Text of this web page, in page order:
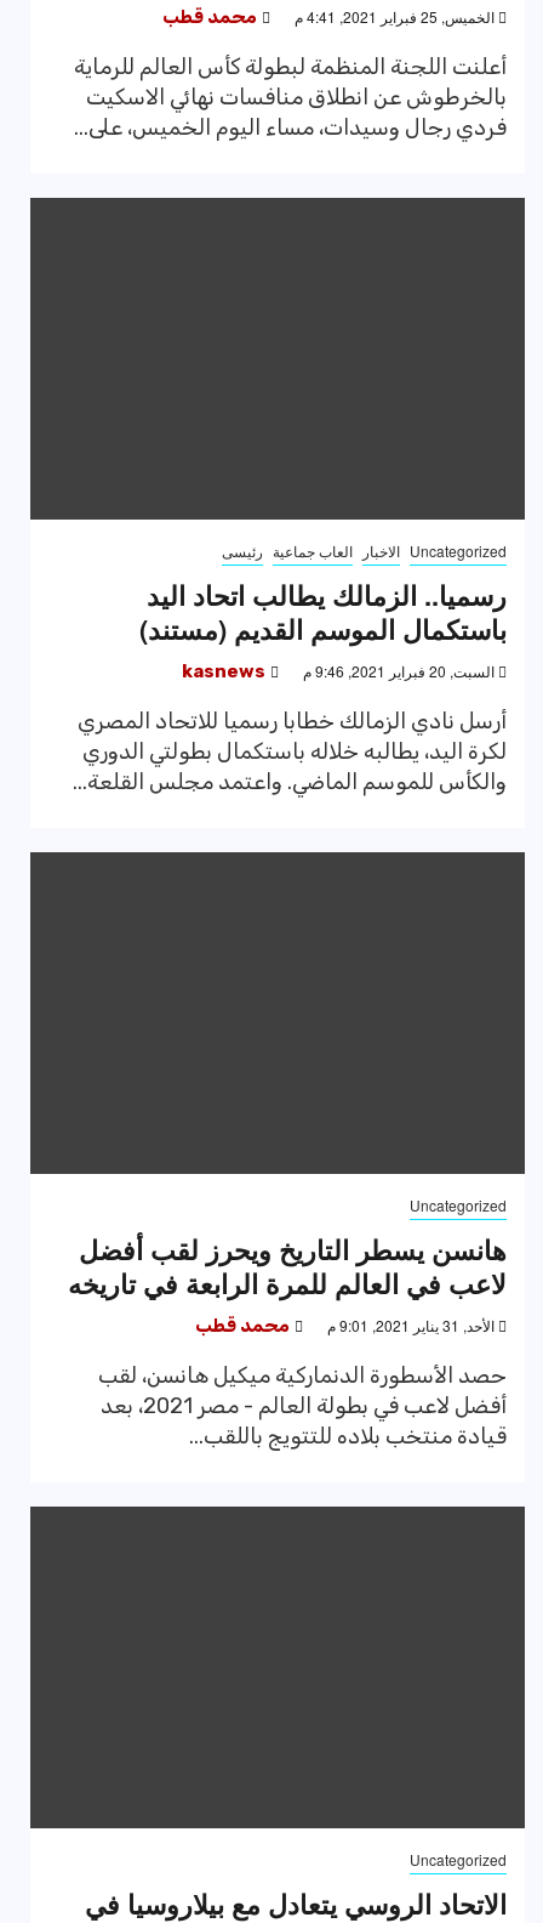
الخميس, 25 فبراير 2021, 4:41 م محمد قطب
أعلنت اللجنة المنظمة لبطولة كأس العالم للرماية
بالخرطوش عن انطلاق منافسات نهائي الاسكيت
فردي رجال وسيدات، مساء اليوم الخميس، على...
Uncategorized الاخبار العاب جماعية رئيسى
رسميا.. الزمالك يطالب اتحاد اليد
باستكمال الموسم القديم (مستند)
السبت, 20 فبراير 2021, 9:46 م kasnews
أرسل نادي الزمالك خطابا رسميا للاتحاد المصري
لكرة اليد، يطالبه خلاله باستكمال بطولتي الدوري
والكأس للموسم الماضي. واعتمد مجلس القلعة...
Uncategorized
هانسن يسطر التاريخ ويحرز لقب أفضل
لاعب في العالم للمرة الرابعة في تاريخه
الأحد, 31 يناير 2021, 9:01 م محمد قطب
حصد الأسطورة الدنماركية ميكيل هانسن، لقب
أفضل لاعب في بطولة العالم - مصر 2021، بعد
قيادة منتخب بلاده للتتويج باللقب...
Uncategorized
الاتحاد الروسي يتعادل مع بيلاروسيا في